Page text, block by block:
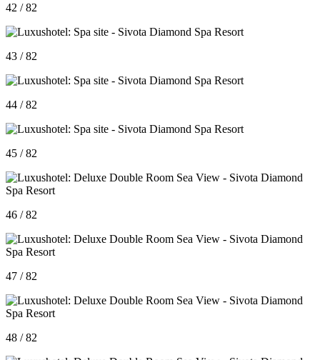
42 / 82
43 / 82
44 / 82
45 / 82
46 / 82
47 / 82
48 / 82